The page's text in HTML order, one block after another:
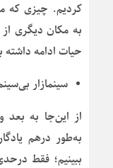
کردیم. چیزی که
به مکان دیگری
حیات ادامه داشته
سینمازار
از این‌جا به بعد
به‌طور درهم
ببینیم؛ فقط